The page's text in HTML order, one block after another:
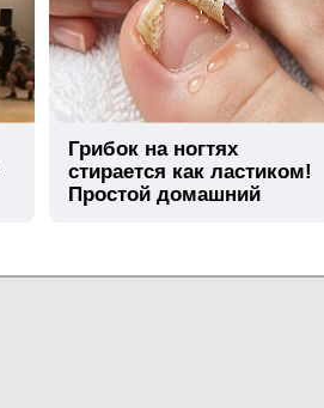
Грибок на ногтях
стирается как ластиком!
Простой домашний